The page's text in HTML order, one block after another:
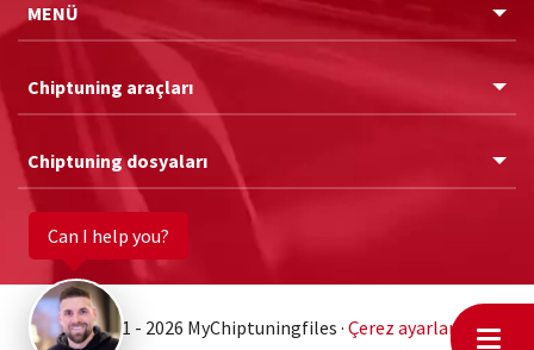
MENÜ
Chiptuning araçları
Chiptuning dosyaları
© 2011 - 2026 MyChiptuningfiles · Çerez ayarları
Can I help you?